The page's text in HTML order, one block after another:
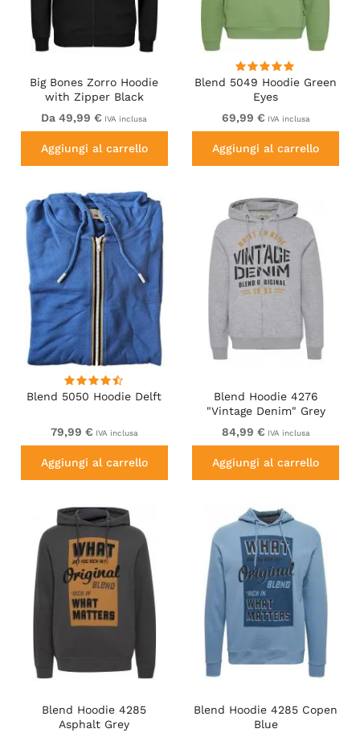
Big Bones Zorro Hoodie
with Zipper Black
Da 49,99 € IVA inclusa
Aggiungi al carrello
Blend 5049 Hoodie Green
Eyes
69,99 € IVA inclusa
Aggiungi al carrello
Blend 5050 Hoodie Delft
79,99 € IVA inclusa
Aggiungi al carrello
Blend Hoodie 4276
"Vintage Denim" Grey
84,99 € IVA inclusa
Aggiungi al carrello
Blend Hoodie 4285
Asphalt Grey
Blend Hoodie 4285 Copen
Blue